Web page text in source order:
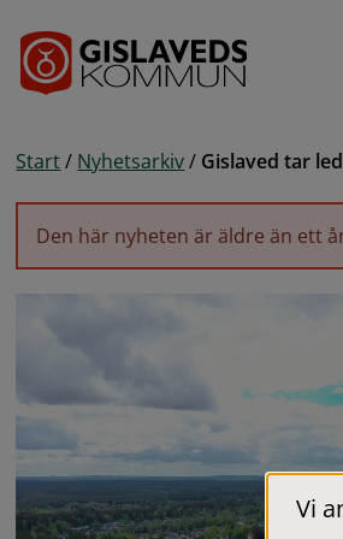
Start / Nyhetsarkiv / Gislaved tar
Den här nyheten är äldre än ett
Vi